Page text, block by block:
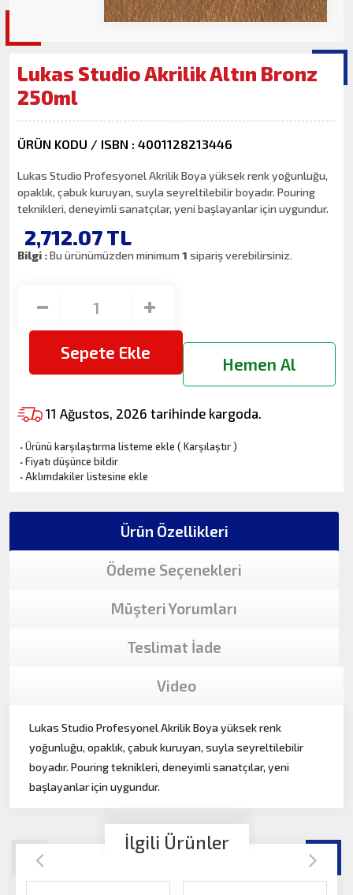
Lukas Studio Akrilik Altın Bronz
250ml
ÜRÜN KODU / ISBN : 4001128213446
Lukas Studio Profesyonel Akrilik Boya yüksek renk yoğunluğu,
opaklık, çabuk kuruyan, suyla seyreltilebilir boyadır. Pouring
teknikleri, deneyimli sanatçılar, yeni başlayanlar için uygundur.
2,712.07TL
Bilgi :Bu ürünümüzden minimum1sipariş verebilirsiniz.
Sepete Ekle
Hemen Al
11 Ağustos, 2026 tarihinde kargoda.
·Ürünü karşılaştırma listeme ekle (Karşılaştır)
·Fiyatı düşünce bildir
·Aklımdakiler listesine ekle
Ürün Özellikleri
Ödeme Seçenekleri
Müşteri Yorumları
Teslimat İade
Video
Lukas Studio Profesyonel Akrilik Boya yüksek renk
yoğunluğu, opaklık, çabuk kuruyan, suyla seyreltilebilir
boyadır. Pouring teknikleri, deneyimli sanatçılar, yeni
başlayanlar için uygundur.
İlgili Ürünler